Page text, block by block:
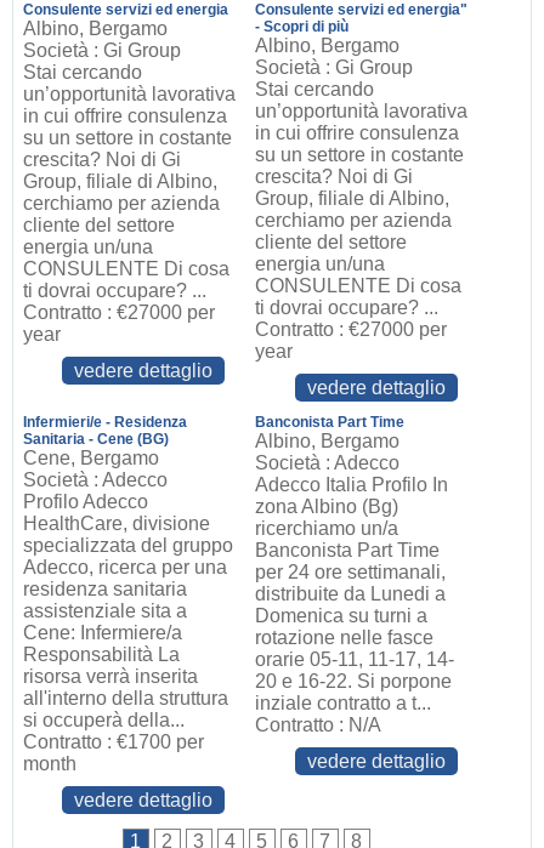
Consulente servizi ed energia
Albino, Bergamo
Società : Gi Group
Stai cercando
un’opportunità lavorativa
in cui offrire consulenza
su un settore in costante
crescita? Noi di Gi
Group, filiale di Albino,
cerchiamo per azienda
cliente del settore
energia un/una
CONSULENTE Di cosa
ti dovrai occupare? ...
Contratto : €27000 per
year
vedere dettaglio
Consulente servizi ed energia"
- Scopri di più
Albino, Bergamo
Società : Gi Group
Stai cercando
un’opportunità lavorativa
in cui offrire consulenza
su un settore in costante
crescita? Noi di Gi
Group, filiale di Albino,
cerchiamo per azienda
cliente del settore
energia un/una
CONSULENTE Di cosa
ti dovrai occupare? ...
Contratto : €27000 per
year
vedere dettaglio
Infermieri/e - Residenza
Sanitaria - Cene (BG)
Cene, Bergamo
Società : Adecco
Profilo Adecco
HealthCare, divisione
specializzata del gruppo
Adecco, ricerca per una
residenza sanitaria
assistenziale sita a
Cene: Infermiere/a
Responsabilità La
risorsa verrà inserita
all'interno della struttura
si occuperà della...
Contratto : €1700 per
month
vedere dettaglio
Banconista Part Time
Albino, Bergamo
Società : Adecco
Adecco Italia Profilo In
zona Albino (Bg)
ricerchiamo un/a
Banconista Part Time
per 24 ore settimanali,
distribuite da Lunedi a
Domenica su turni a
rotazione nelle fasce
orarie 05-11, 11-17, 14-
20 e 16-22. Si porpone
inziale contratto a t...
Contratto : N/A
vedere dettaglio
1 2 3 4 5 6 7 8